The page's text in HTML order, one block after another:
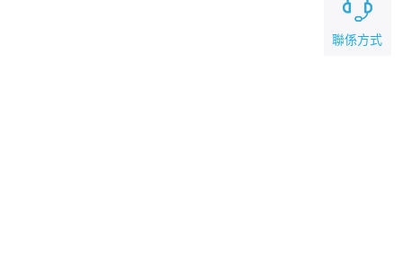
聯係方式